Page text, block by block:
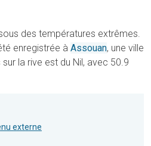
des températures extrêmes.
enregistrée à Assouan, une ville
la rive est du Nil, avec 50.9
externe